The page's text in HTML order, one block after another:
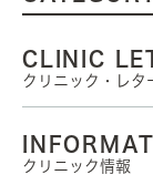
CLINIC
クリニック・レタ
クリニック情報